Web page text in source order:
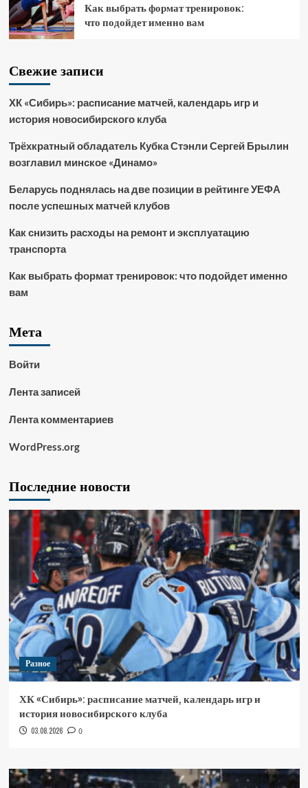
Как выбрать формат тренировок:
что подойдет именно вам
Свежие записи
ХК «Сибирь»: расписание матчей, календарь игр и
история новосибирского клуба
Трёхкратный обладатель Кубка Стэнли Сергей Брылин
возглавил минское «Динамо»
Беларусь поднялась на две позиции в рейтинге УЕФА
после успешных матчей клубов
Как снизить расходы на ремонт и эксплуатацию
транспорта
Как выбрать формат тренировок: что подойдет именно
вам
Мета
Войти
Лента записей
Лента комментариев
WordPress.org
Последние новости
Разное
ХК «Сибирь»: расписание матчей, календарь игр и
история новосибирского клуба
03.08.2026 0